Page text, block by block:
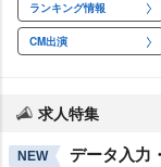
ランキング情報
CM出演
求人特集
NEW
データ入力